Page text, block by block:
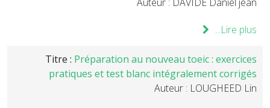
Lire plus...
Titre : Préparation au nouveau toeic : exercices
pratiques et test blanc intégralement corrigés
Auteur : LOUGHEED Lin